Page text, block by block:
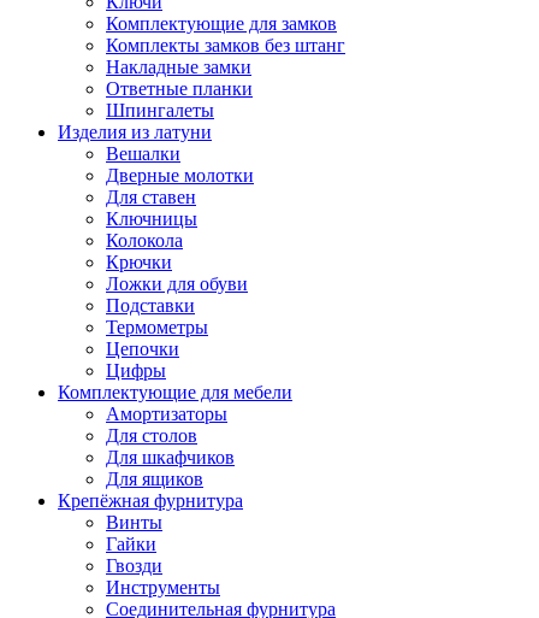
Комплектующие для замков
Комплекты замков без штанг
Накладные замки
Ответные планки
Шпингалеты
Изделия из латуни
Вешалки
Дверные молотки
Для ставен
Ключницы
Колокола
Крючки
Ложки для обуви
Подставки
Термометры
Цепочки
Цифры
Комплектующие для мебели
Амортизаторы
Для столов
Для шкафчиков
Для ящиков
Крепёжная фурнитура
Винты
Гайки
Гвозди
Инструменты
Соединительная фурнитура